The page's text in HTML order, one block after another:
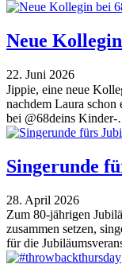
Neue
22. Juni 2026
Jippie, eine neue
nachdem Laura
bei @68deins
Singerunde
28. April 2026
Zum 80-jährigen
zusammen setzen,
für die